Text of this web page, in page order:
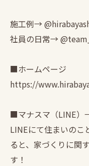
施工例→
社員の日常→
■ホームページ
https://
■マナスマ（LINE）
LINEにて住まいのこ
ると、家づくりに関
す！